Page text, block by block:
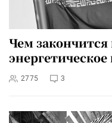
Чем
2775 3